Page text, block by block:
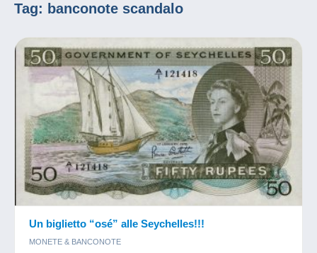
Tag: banconote scandalo
Un biglietto “osé” alle Seychelles!!!
MONETE & BANCONOTE